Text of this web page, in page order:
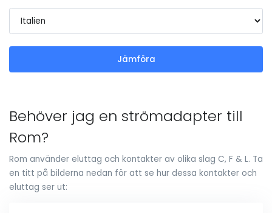
Jämföra
Behöver jag en strömadapter till
Rom?
Rom använder eluttag och kontakter av olika slag C, F & L. Ta
en titt på bilderna nedan för att se hur dessa kontakter och
eluttag ser ut: